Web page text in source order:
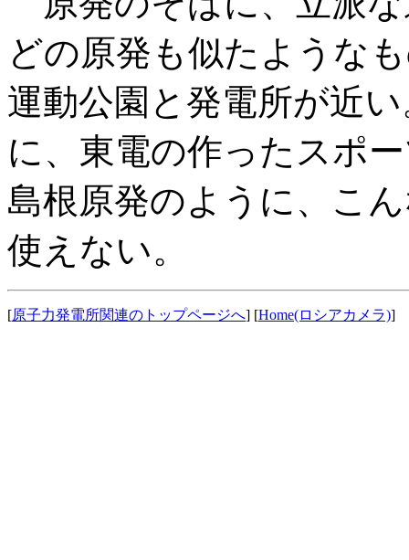
どの原発も似たような
運動公園と発電所が近
に、東電の作ったスポ
島根原発のように、こ
使えない。
[原子力発電所関連のトップページへ] [Home(ロシアカメラ)]